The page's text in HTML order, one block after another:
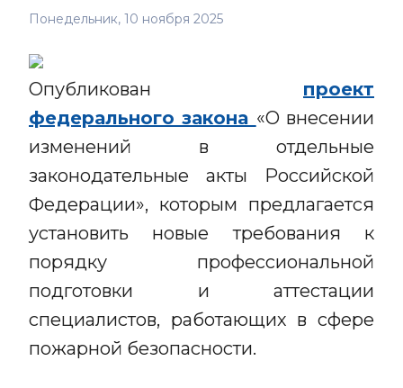
Понедельник, 10 ноября 2025
Опубликован проект
федерального закона «О внесении
изменений в отдельные
законодательные акты Российской
Федерации», которым предлагается
установить новые требования к
порядку профессиональной
подготовки и аттестации
специалистов, работающих в сфере
пожарной безопасности.